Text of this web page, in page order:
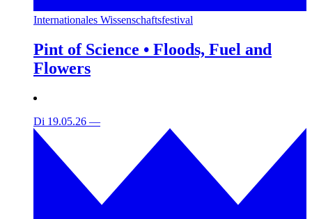
Internationales Wissenschaftsfestival
Pint of Science • Floods, Fuel and
Flowers
Di 19.05.26 —